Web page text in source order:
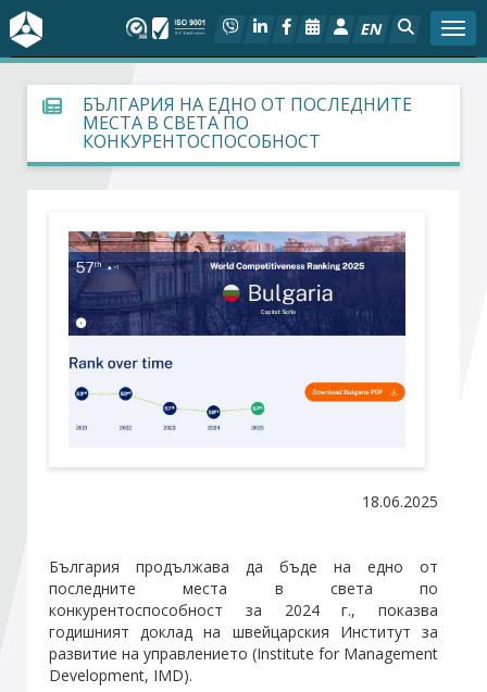
EN
За БСК
На фокус
Социален диалог
Дейности
Арбитражен съд
Проекти
Абонирайте се!
БЪЛГАРИЯ НА ЕДНО ОТ ПОСЛЕДНИТЕ
МЕСТА В СВЕТА ПО
КОНКУРЕНТОСПОСОБНОСТ
18.06.2025
България продължава да бъде на едно от
последните места в света по
конкурентоспособност за 2024 г., показва
годишният доклад на швейцарския Институт за
развитие на управлението (Institute for Management
Development, IMD).